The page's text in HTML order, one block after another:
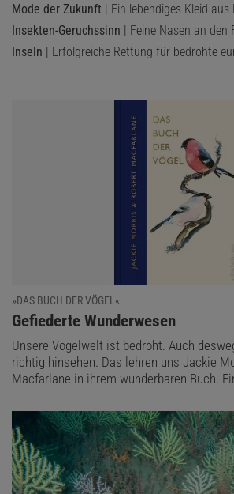
Mode der Zukunft | Ein lebendiges Kleid aus
Insekten-Geruchssinn | Feine Nasen an den
Inseln | Erfolgreiche Rettung für bedrohte
»DAS BUCH DER VÖGEL«
:
Gefiederte Wunderwesen
Unsere Vogelwelt ist bedroht. Auch
richtig hinsehen. Das lehren uns Jackie
Macfarlane in ihrem wunderbaren Buch.